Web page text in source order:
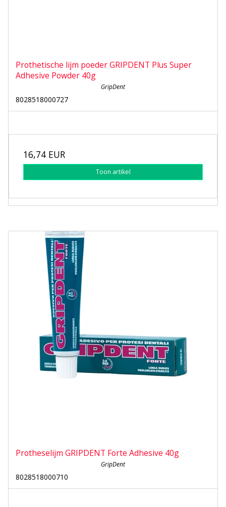
Prothetische lijm poeder GRIPDENT Plus Super
Adhesive Powder 40g
GripDent
8028518000727
16,74 EUR
Toon artikel
Protheselijm GRIPDENT Forte Adhesive 40g
GripDent
8028518000710